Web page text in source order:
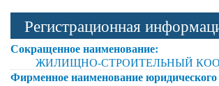
Регистрационная
Сокращенное наименование:
ЖИЛИЩНО-СТРОИТЕЛЬНЫЙ
Фирменное наименование юридического